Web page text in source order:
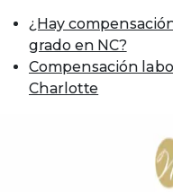
¿Hay
grado en NC?
Compensación
Charlotte